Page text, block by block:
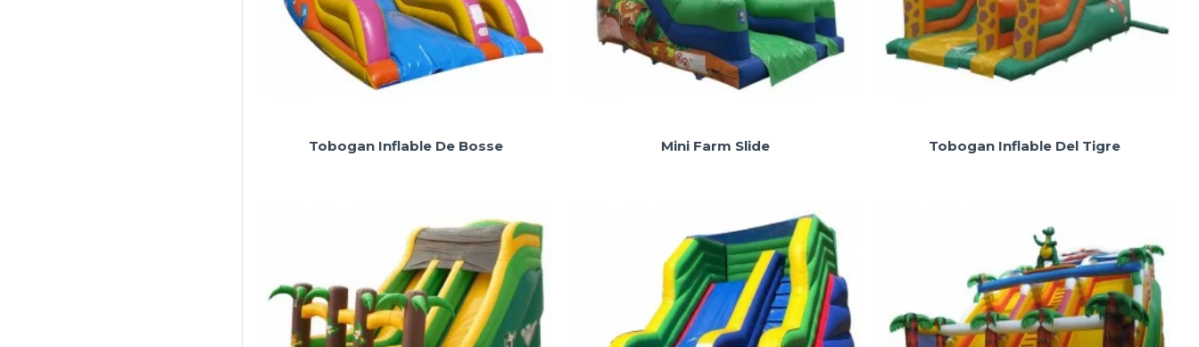
Tobogan Inflable De Bosse Mini Farm Slide Tobogan Inflable Del Tigre